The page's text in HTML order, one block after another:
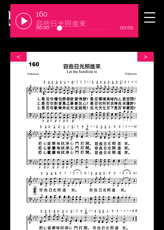
​臺北基督徒聚會處
160
容些日光照進來
00:00 00:00
＜ ＞